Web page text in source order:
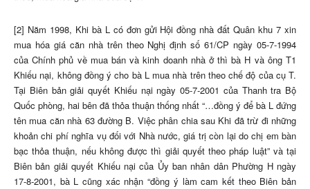
[2] Năm 1998, Khi bà L có đơn gửi Hội đồng nhà đất Quân khu 7 xin
mua hóa giá căn nhà trên theo Nghị định số 61/CP ngày 05-7-1994
của Chính phủ về mua bán và kinh doanh nhà ở thì bà H và ông T1
Khiếu nại, không đồng ý cho bà L mua nhà trên theo chế độ của cụ T.
Tại Biên bản giải quyết Khiếu nại ngày 05-7-2001 của Thanh tra Bộ
Quốc phòng, hai bên đã thỏa thuận thống nhất “…đồng ý để bà L đứng
tên mua căn nhà 63 đường B. Việc phân chia sau Khi đã trừ đi những
khoản chi phí nghĩa vụ đối với Nhà nước, giá trị còn lại do chị em bàn
bạc thỏa thuận, nếu không được thì giải quyết theo pháp luật” và tại
Biên bản giải quyết Khiếu nại của Ủy ban nhân dân Phường H ngày
17-8-2001, bà L cũng xác nhận “đồng ý làm cam kết theo Biên bản